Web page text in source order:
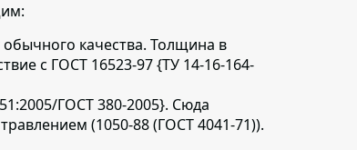
обычного качества. Толщина в
с ГОСТ 16523-97 {ТУ 14-16-164-
ГОСТ 380-2005}. Сюда
(1050-88 (ГОСТ 4041-71)).